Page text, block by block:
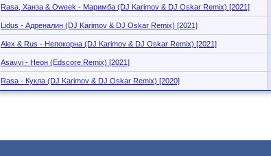
Rasa, Ханза & Oweek - Маримба (DJ Karimov & DJ Oskar Remix) [2021]
Lidus - Адреналин (DJ Karimov & DJ Oskar Remix) [2021]
Alex & Rus - Непокорна (DJ Karimov & DJ Oskar Remix) [2021]
Asavvi - Неон (Edscore Remix) [2021]
Rasa - Кукла (DJ Karimov & DJ Oskar Remix) [2020]